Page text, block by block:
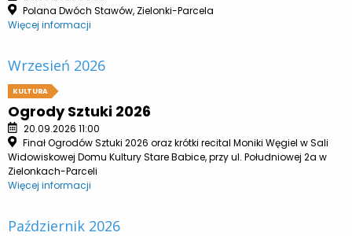
Polana Dwóch Stawów, Zielonki-Parcela
Więcej informacji
Wrzesień 2026
KULTURA
Ogrody Sztuki 2026
20.09.2026 11:00
Finał Ogrodów Sztuki 2026 oraz krótki recital Moniki Węgiel w Sali
Widowiskowej Domu Kultury Stare Babice, przy ul. Południowej 2a w
Zielonkach-Parceli
Więcej informacji
Październik 2026